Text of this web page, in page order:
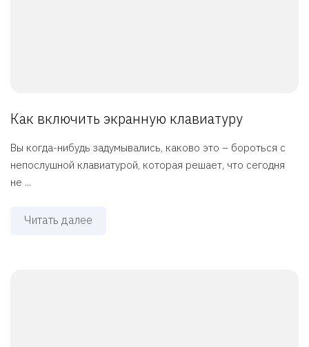
Как включить экранную клавиатуру
Вы когда-нибудь задумывались, каково это – бороться с
непослушной клавиатурой, которая решает, что сегодня
не ...
Читать далее